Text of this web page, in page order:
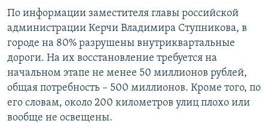
По информации заместителя главы российской
администрации Керчи Владимира Ступникова, в
городе на 80% разрушены внутриквартальные
дороги. На их восстановление требуется на
начальном этапе не менее 50 миллионов рублей,
общая потребность – 500 миллионов. Кроме того, по
его словам, около 200 километров улиц плохо или
вообще не освещены.